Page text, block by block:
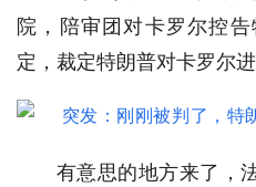
院，陪审团对卡罗尔控
定，裁定特朗普对卡罗尔进
有意思的地方来了，